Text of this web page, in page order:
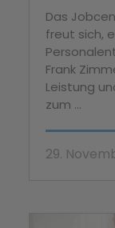
Das
freut sich,
Frank
Leistung
zum ...
29.